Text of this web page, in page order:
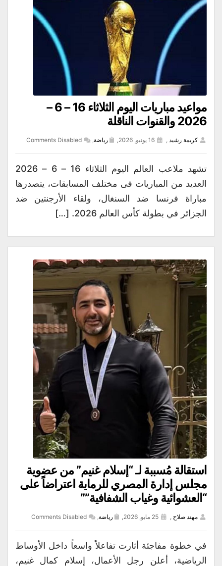
مواعيد مباريات اليوم الثلاثاء 16 – 6 –
2026 والقنوات الناقلة
كريمة رشيد , رياضة,
Comments Disabled
تشهد ملاعب العالم اليوم الثلاثاء 16 – 6 – 2026
العديد من المباريات فى مختلف المسابقات، يتصدرها
مباراة فرنسا ضد السنغال، ولقاء الأرجنتين ضد
الجزائر في بطولة كأس العالم 2026. […]
استقالة مُسببة لـ “إسلام غنيم” من عضوية
مجلس إدارة المصري للرماية اعتراضاً على
“العشوائية وغياب الشفافية””
مهند صلاح رياضة Comments Disabled
في خطوة مفاجئة أثارت تفاعلاً واسعاً داخل الأوساط
الرياضية، أعلن رجل الأعمال، إسلام كمال غنيم،